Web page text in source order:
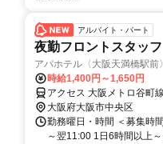
アルバイト・パート
夜勤フロントスタッフ
アパホテル〈大阪天満橋駅前〉
時給1,400円～1,650円
アクセス 大阪メトロ谷町
大阪府大阪市中央区
勤務曜日・時間 ＜募集時
～翌11:00 1日6時間以上